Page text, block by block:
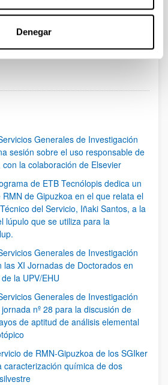
Denegar
18
Generales de Investigación
sesión sobre el uso responsable de
la colaboración de Elsevier
de ETB Tecnólopis dedica un
de Gipuzkoa en el que relata el
del Servicio, Iñaki Santos, a la
lúpulo que se utiliza para la
Generales de Investigación
las XI Jornadas de Doctorados en
la UPV/EHU
Generales de Investigación
nº 28 para la discusión de
de aptitud de análisis elemental
de RMN-Gipuzkoa de los SGIker
caracterización química de dos